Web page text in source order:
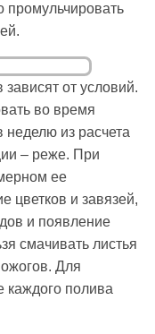
промульчировать
от условий.
во время
неделю из расчета
– реже. При
ее
цветков и завязей,
и появление
смачивать листья
Для
каждого полива